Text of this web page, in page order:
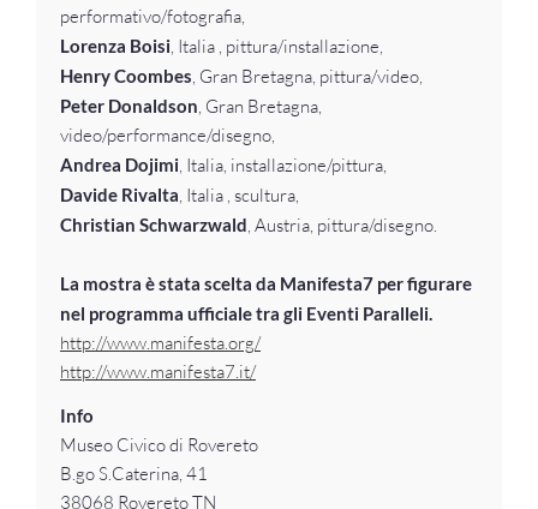
performativo/fotografia,
Lorenza Boisi, Italia , pittura/installazione,
Henry Coombes, Gran Bretagna, pittura/video,
Peter Donaldson, Gran Bretagna,
video/performance/disegno,
Andrea Dojimi, Italia, installazione/pittura,
Davide Rivalta, Italia , scultura,
Christian Schwarzwald, Austria, pittura/disegno.
La mostra è stata scelta da Manifesta7 per figurare
nel programma ufficiale tra gli Eventi Paralleli.
http://www.manifesta.org/
http://www.manifesta7.it/
Info
Museo Civico di Rovereto
B.go S.Caterina, 41
38068 Rovereto TN